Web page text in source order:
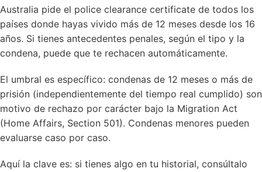
Australia pide el police clearance certificate de todos los
países donde hayas vivido más de 12 meses desde los 16
años. Si tienes antecedentes penales, según el tipo y la
condena, puede que te rechacen automáticamente.
El umbral es específico: condenas de 12 meses o más de
prisión (independientemente del tiempo real cumplido) son
motivo de rechazo por carácter bajo la Migration Act
(Home Affairs, Section 501). Condenas menores pueden
evaluarse caso por caso.
Aquí la clave es: si tienes algo en tu historial, consúltalo